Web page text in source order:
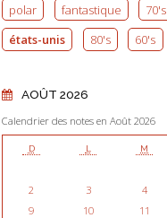
polar fantastique 70's
états-unis
80's 60's
AOÛT 2026
Calendrier des notes en Août 2026
D L M
2
3 4
9
10 11